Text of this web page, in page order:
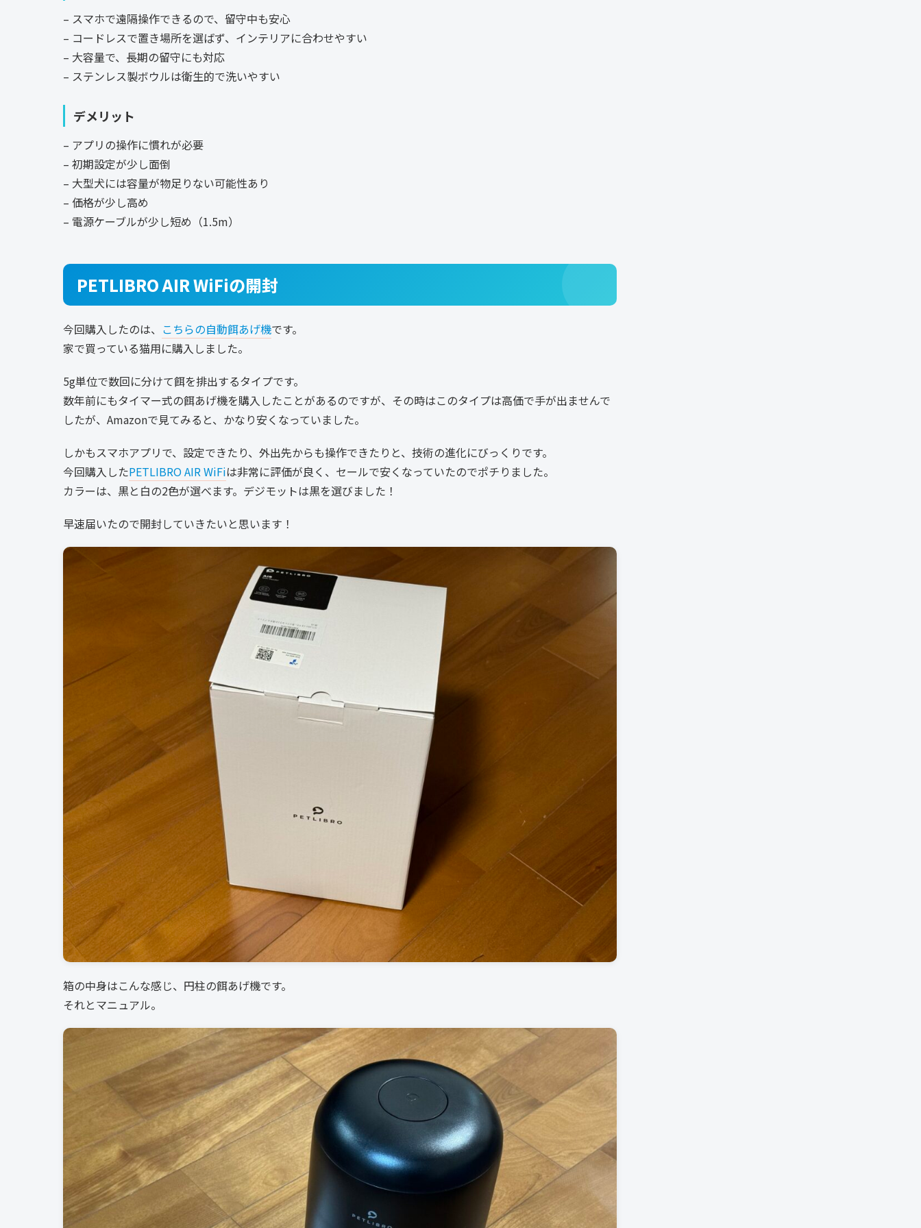
– スマホで遠隔操作できるので、留守中も安心
– コードレスで置き場所を選ばず、インテリアに合わせやすい
– 大容量で、長期の留守にも対応
– ステンレス製ボウルは衛生的で洗いやすい
デメリット
– アプリの操作に慣れが必要
– 初期設定が少し面倒
– 大型犬には容量が物足りない可能性あり
– 価格が少し高め
– 電源ケーブルが少し短め（1.5m）
PETLIBRO AIR WiFiの開封
今回購入したのは、 こちらの自動餌あげ機です。
家で買っている猫用に購入しました。
5g単位で数回に分けて餌を排出するタイプです。
数年前にもタイマー式の餌あげ機を購入したことがあるのですが、その時はこのタイプは高価で手が出ませんで
したが、Amazonで見てみると、かなり安くなっていました。
しかもスマホアプリで、設定できたり、外出先からも操作できたりと、技術の進化にびっくりです。
今回購入したPETLIBRO AIR WiFiは非常に評価が良く、セールで安くなっていたのでポチりました。
カラーは、黒と白の2色が選べます。デジモットは黒を選びました！
早速届いたので開封していきたいと思います！
箱の中身はこんな感じ、円柱の餌あげ機です。
それとマニュアル。